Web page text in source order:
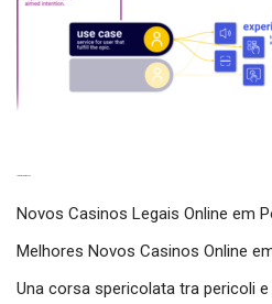
Novos Casinos Legais Online em
Melhores Novos Casinos Online
Una corsa spericolata tra pericoli